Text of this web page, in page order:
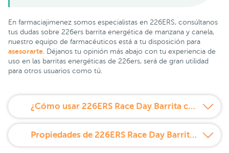
En farmaciajimenez somos especialistas en 226ERS, consúltanos
tus dudas sobre 226ers barrita energética de manzana y canela,
nuestro equipo de farmacéuticos está a tu disposición para
asesorarte . Déjanos tu opinión más abajo con tu experiencia de
uso en las barritas energéticas de 226ers, será de gran utilidad
para otros usuarios como tú.
¿Cómo usar 226ERS Race Day Barrita chocolate?
Propiedades de 226ERS Race Day Barrita chocolate